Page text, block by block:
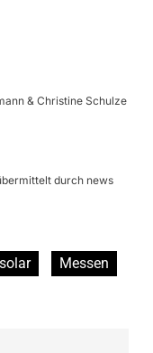
& Christine Schulze
durch news
Messen